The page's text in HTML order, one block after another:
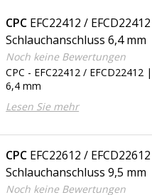
CPC EFC22412 /
Schlauchanschluss 6,4 mm
Noch keine Bewertungen
CPC - EFC22412 /
6,4 mm
Lesen Sie mehr
CPC EFC22612 /
Schlauchanschluss 9,5 mm
Noch keine Bewertungen